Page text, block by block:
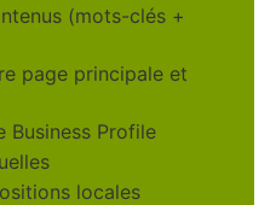
(mots-clés +
page principale et
Business Profile
locales